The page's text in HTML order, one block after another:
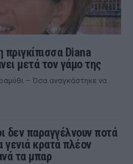
Diana
μετά τον γάμο της
– Όσα αναγκάστηκε να
δεν παραγγέλνουν ποτά
γενιά κρατά πλέον
τα μπαρ